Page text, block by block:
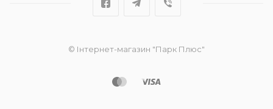
© Інтернет-магазин "Парк Плюс"